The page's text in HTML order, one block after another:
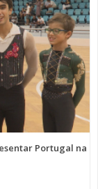
Portugal na